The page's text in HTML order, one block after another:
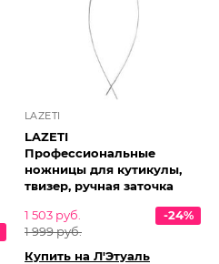
LAZETI
LAZETI
Профессиональные
ножницы для кутикулы,
твизер, ручная заточка
1 503 руб.
1 999 руб.
-24%
Купить на Л'Этуаль